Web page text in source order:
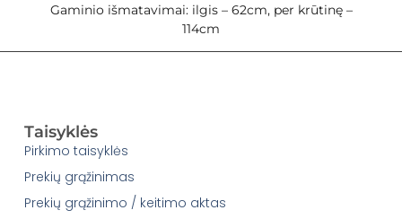
Gaminio išmatavimai: ilgis – 62cm, per krūtinę –
114cm
Taisyklės
Pirkimo taisyklės
Prekių grąžinimas
Prekių grąžinimo / keitimo aktas